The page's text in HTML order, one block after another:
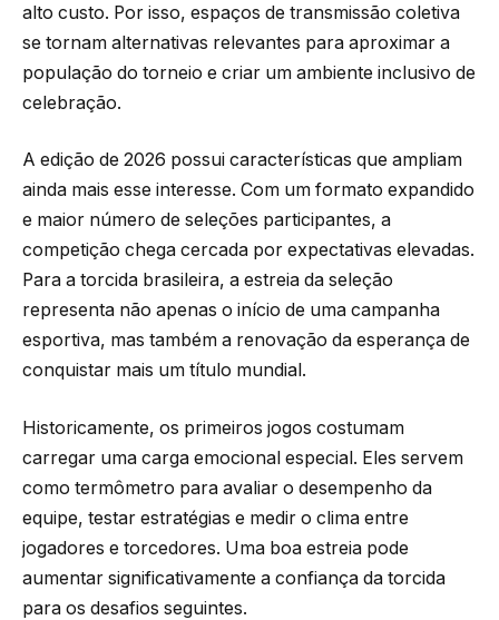
alto custo. Por isso, espaços de transmissão coletiva
se tornam alternativas relevantes para aproximar a
população do torneio e criar um ambiente inclusivo de
celebração.
A edição de 2026 possui características que ampliam
ainda mais esse interesse. Com um formato expandido
e maior número de seleções participantes, a
competição chega cercada por expectativas elevadas.
Para a torcida brasileira, a estreia da seleção
representa não apenas o início de uma campanha
esportiva, mas também a renovação da esperança de
conquistar mais um título mundial.
Historicamente, os primeiros jogos costumam
carregar uma carga emocional especial. Eles servem
como termômetro para avaliar o desempenho da
equipe, testar estratégias e medir o clima entre
jogadores e torcedores. Uma boa estreia pode
aumentar significativamente a confiança da torcida
para os desafios seguintes.